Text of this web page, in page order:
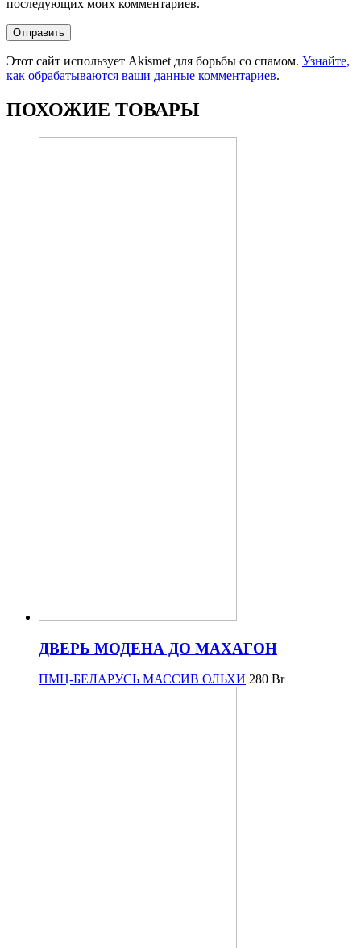
последующих моих комментариев.
Этот сайт использует Akismet для борьбы со спамом. Узнайте,
как обрабатываются ваши данные комментариев.
ПОХОЖИЕ ТОВАРЫ
ДВЕРЬ МОДЕНА ДО МАХАГОН
ПМЦ-БЕЛАРУСЬ МАССИВ ОЛЬХИ 280 Br